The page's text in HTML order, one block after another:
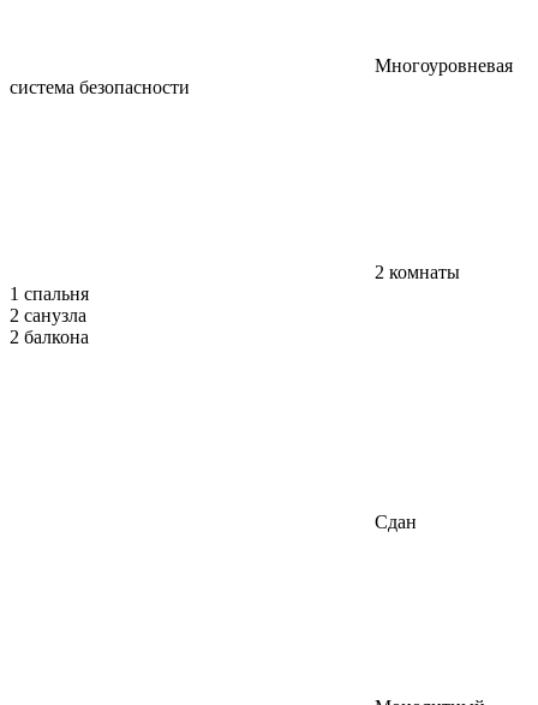
Многоуровневая
система безопасности
2 комнаты
1 спальня
2 санузла
2 балкона
Сдан